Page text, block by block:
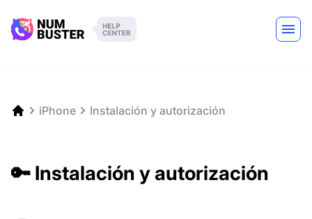
iPhone Instalación y autorización
🔑 Instalación y autorización